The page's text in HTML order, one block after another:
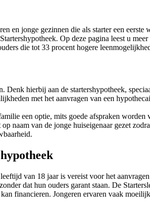
en jonge gezinnen die als starter een
Op deze pagina leest u
die tot 33 procent hogere
hierbij aan de startershypotheek,
met het aanvragen van een
een optie, mits goede afspraken worden
naam van de jonge huiseigenaar gezet
van 18 jaar is vereist voor het
dat hun ouders garant staan. De
financieren. Jongeren ervaren vaak